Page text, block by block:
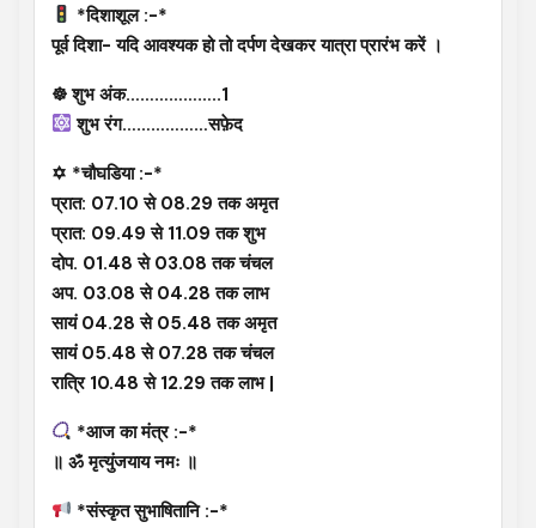
*दिशाशूल :-*
पूर्व दिशा- यदि आवश्यक हो तो दर्पण देखकर यात्रा प्रारंभ करें ।
☸ शुभ अंक………………..1
शुभ रंग………………सफ़ेद
✡ *चौघडिया :-*
प्रात: 07.10 से 08.29 तक अमृत
प्रात: 09.49 से 11.09 तक शुभ
दोप. 01.48 से 03.08 तक चंचल
अप. 03.08 से 04.28 तक लाभ
सायं 04.28 से 05.48 तक अमृत
सायं 05.48 से 07.28 तक चंचल
रात्रि 10.48 से 12.29 तक लाभ |
*आज का मंत्र :-*
॥ ॐ मृत्युंजयाय नमः ॥
*संस्कृत सुभाषितानि :-*